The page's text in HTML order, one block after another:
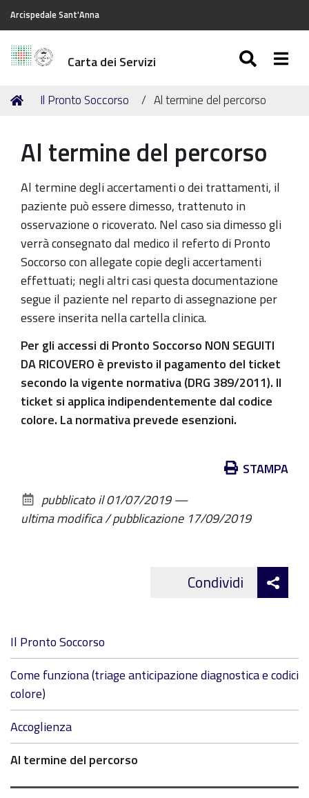
Arcispedale Sant'Anna
Carta dei Servizi
Tu
Home
Il Pronto Soccorso Al termine del percorso
Al termine del percorso
Al termine degli accertamenti o dei trattamenti, il
paziente può essere dimesso, trattenuto in
osservazione o ricoverato. Nel caso sia dimesso gli
verrà consegnato dal medico il referto di Pronto
Soccorso con allegate copie degli accertamenti
effettuati; negli altri casi questa documentazione
segue il paziente nel reparto di assegnazione per
essere inserita nella cartella clinica.
Per gli accessi di Pronto Soccorso NON SEGUITI
DA RICOVERO è previsto il pagamento del ticket
secondo la vigente normativa (DRG 389/2011). Il
ticket si applica indipendentemente dal codice
colore. La normativa prevede esenzioni.
documento
STAMPA
pubblicato il01/07/2019—
ultima modifica / pubblicazione 17/09/2019
Condividi
Navigazione
Il Pronto Soccorso
Come funziona (triage anticipazione diagnostica e codici
colore)
Accoglienza
Al termine del percorso